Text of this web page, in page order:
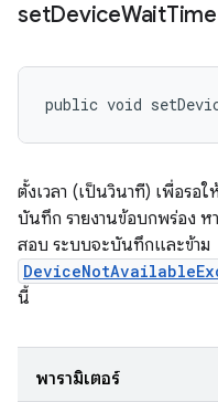
setDeviceWaitTime
public void
ตั้งเวลา (เป็นวินาที) เพื่อรอ
บันทึก รายงานข้อบกพร่อง ห
สอบ ระบบจะบันทึกและข้าม
นี้
พารามิเตอร์